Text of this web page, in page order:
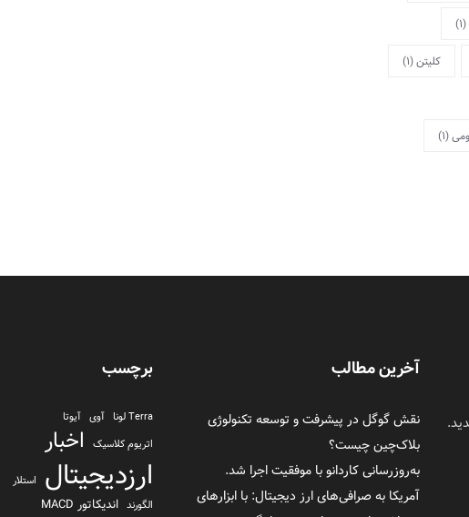
(1)
کلیتن(1)
(1)
آخرین مطالب
نقش گوگل در پیشرفت و توسعه تکنولوژی
بلاک‌چین چیست؟
به‌روزرسانی کاردانو با موفقیت اجرا شد.
آمریکا به صرافی‌های ارز دیجیتال: با ابزارهای
برچسب
Terra لونا آوی آیوتا
اتریوم کلاسیک
اخبار
ارزدیجیتال
استلار
الگورند اندیکاتور MACD